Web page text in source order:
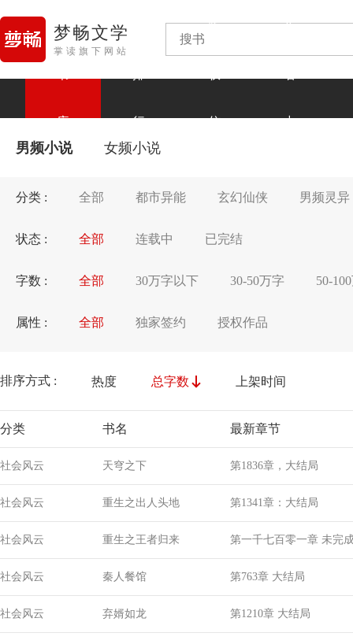
梦畅文学
掌读旗下网站
库 行
版
信
作
中
男频小说 女频小说
分类 : 全部 都市异能 玄幻仙侠 男频灵异
状态 : 全部 连载中 已完结
字数 : 全部 30万字以下 30-50万字 50-
属性 : 全部 独家签约 授权作品
排序方式 : 热度 总字数 上架时间
分类 书名 最新章节
社会风云 天穹之下 第1836章，大结局
社会风云 重生之出人头地 第1341章：大结局
社会风云 重生之王者归来 第一千七百
社会风云 秦人餐馆 第763章 大结局
社会风云 弃婿如龙 第1210章 大结局